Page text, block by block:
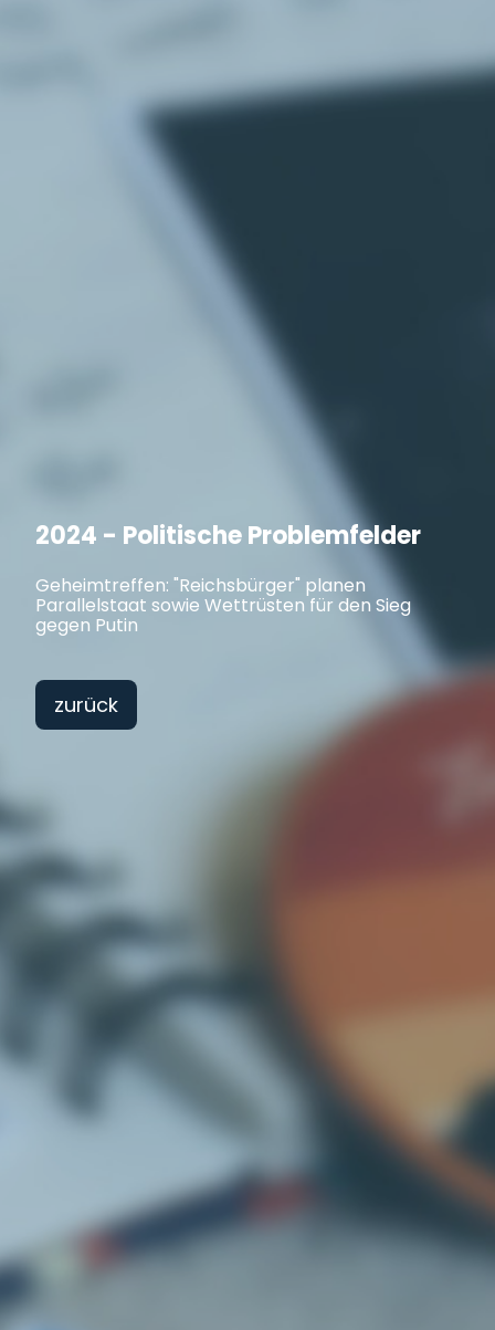
2024 - Politische Problemfelder
Geheimtreffen: "Reichsbürger" planen
Parallelstaat sowie Wettrüsten für den Sieg
gegen Putin
zurück